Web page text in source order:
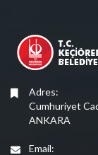
Adres:
Cumhuriyet
ANKARA
Email: